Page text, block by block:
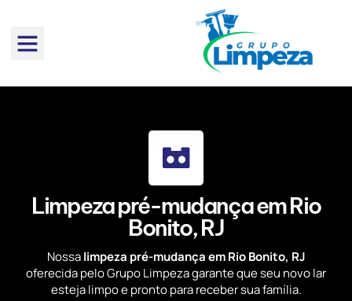
Limpeza pré-mudança em Rio
Bonito, RJ
Nossalimpeza pré-mudança em Rio Bonito, RJ
oferecida pelo Grupo Limpeza garante que seu novo lar
esteja limpo e pronto para receber sua família.